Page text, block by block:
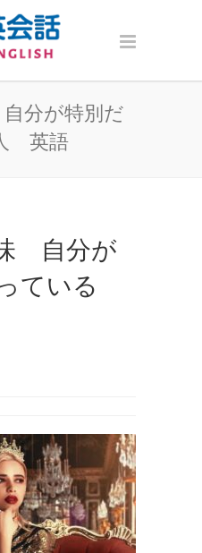
分が特別だ
英語
自分が
ている